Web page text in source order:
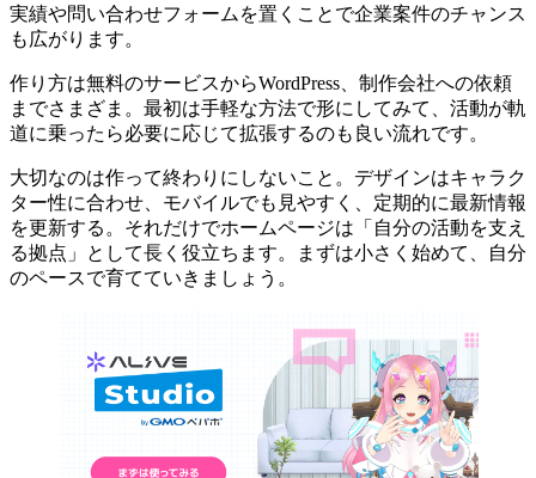
実績や問い合わせフォームを置くことで企業案件のチャンス
も広がります。
作り方は無料のサービスからWordPress、制作会社への依頼
までさまざま。最初は手軽な方法で形にしてみて、活動が軌
道に乗ったら必要に応じて拡張するのも良い流れです。
大切なのは作って終わりにしないこと。デザインはキャラク
ター性に合わせ、モバイルでも見やすく、定期的に最新情報
を更新する。それだけでホームページは「自分の活動を支え
る拠点」として長く役立ちます。まずは小さく始めて、自分
のペースで育てていきましょう。